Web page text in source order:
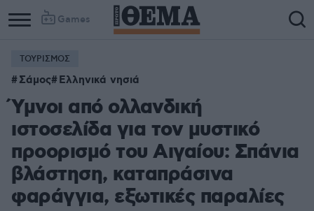
Games
Column
1
Column
2
ΤΟΥΡΙΣΜΟΣ
Σάμος Ελληνικά νησιά
Ύμνοι από ολλανδική
ιστοσελίδα για τον μυστικό
προορισμό του Αιγαίου: Σπάνια
βλάστηση, καταπράσινα
φαράγγια, εξωτικές παραλίες